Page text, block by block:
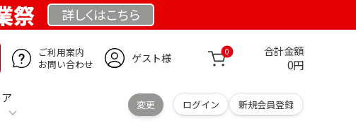
祭 詳しくはこちら
ご利用案内
お問い合わせ
ゲスト様 0 合計金額
0円
変更 ログイン 新規会員登録